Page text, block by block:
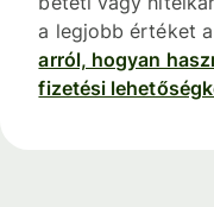
a legjobb értéket
arról, hogyan
fizetési